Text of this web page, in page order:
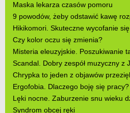
Maska lekarza czasów pomoru
9 powodów, żeby odstawić kawę
Hikikomori. Skuteczne wycofanie
Czy kolor oczu się zmienia?
Misteria eleuzyjskie. Poszukiwanie
Scandal. Dobry zespół muzyczny z
Chrypka to jeden z objawów
Ergofobia. Dlaczego boję się pracy?
Lęki nocne. Zaburzenie snu wieku
Syndrom obcej ręki